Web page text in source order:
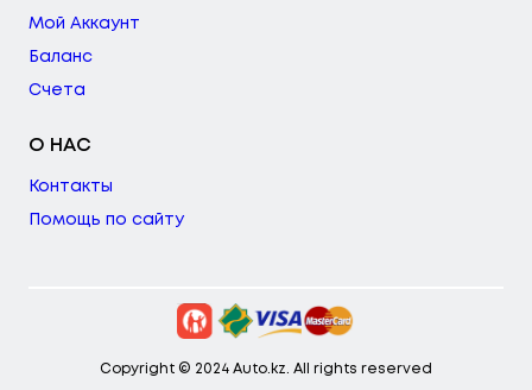
Мой Аккаунт
Баланс
Счета
О НАС
Контакты
Помощь по сайту
Copyright © 2024 Auto.kz. All rights reserved